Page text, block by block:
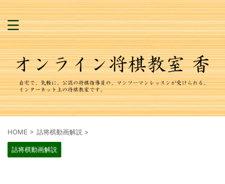
HOME > 詰将棋動画解説 >
詰将棋動画解説